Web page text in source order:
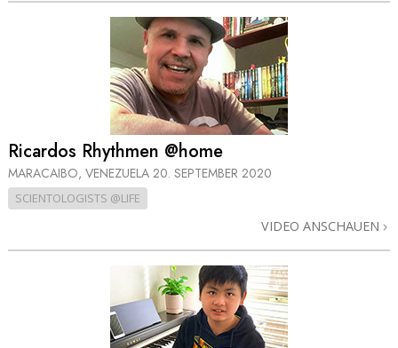
Ricardos Rhythmen @home
MARACAIBO, VENEZUELA 20. SEPTEMBER 2020
SCIENTOLOGISTS @LIFE
VIDEO ANSCHAUEN